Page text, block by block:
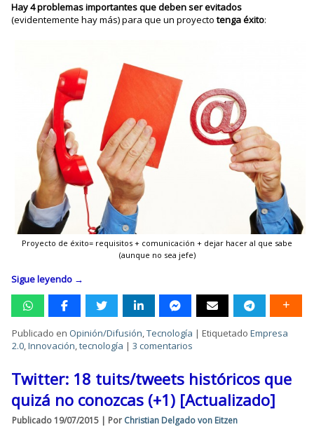
Hay 4 problemas importantes que deben ser evitados
(evidentemente hay más) para que un proyectotenga éxito:
Proyecto de éxito= requisitos + comunicación + dejar hacer al que sabe
(aunque no sea jefe)
Sigue leyendo →
Publicado en Opinión/Difusión,Tecnología |Etiquetado Empresa
2.0,Innovación,tecnología |3 comentarios
Twitter: 18 tuits/tweets históricos que
quizá no conozcas (+1) [Actualizado]
Publicado 19/07/2015 | Por Christian Delgado von Eitzen